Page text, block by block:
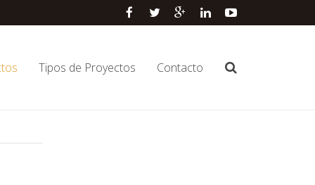
Tipos de Proyectos Contacto